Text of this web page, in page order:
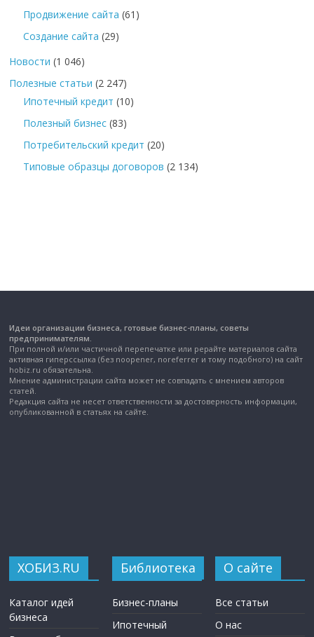
Продвижение сайта (61)
Создание сайта (29)
Новости (1 046)
Полезные статьи (2 247)
Ипотечный кредит (10)
Полезный бизнес (83)
Потребительский кредит (20)
Типовые образцы договоров (2 134)
Идеи организации бизнеса, готовые бизнес-планы, советы
предпринимателям.
При полной и/или частичной перепечатке или рерайте материалов сайта
активная гиперссылка (без noopener, noreferrer и тому подобного) на сайт
hobiz.ru обязательна.
Мнение администрации сайта может не совпадать с мнением авторов
статей.
Редакция сайта не несет ответственности за достоверность информации,
опубликованной в статьях на сайте.
ХОБИЗ.RU
Каталог идей
бизнеса
Библиотека
Бизнес-планы
Ипотечный
О сайте
Все статьи
О нас